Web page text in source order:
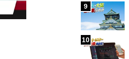
9
10